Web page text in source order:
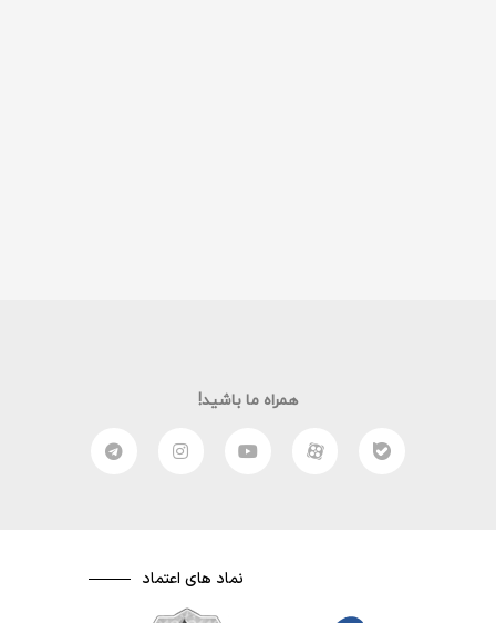
همراه ما باشید!
نماد های اعتماد